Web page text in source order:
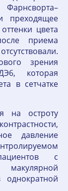
преходящее
цвета
приема
зрения
которая
в сетчатке
на остроту
давление
с